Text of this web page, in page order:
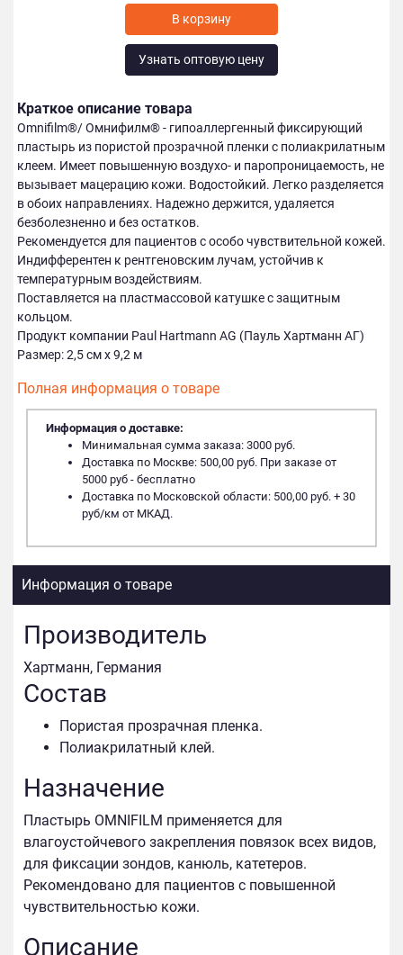
Узнать оптовую цену
Краткое описание товара
Omnifilm®/ Омнифилм® - гипоаллергенный фиксирующий
пластырь из пористой прозрачной пленки с полиакрилатным
клеем. Имеет повышенную воздухо- и паропроницаемость, не
вызывает мацерацию кожи. Водостойкий. Легко разделяется
в обоих направлениях. Надежно держится, удаляется
безболезненно и без остатков.
Рекомендуется для пациентов с особо чувствительной кожей.
Индифферентен к рентгеновским лучам, устойчив к
температурным воздействиям.
Поставляется на пластмассовой катушке с защитным
кольцом.
Продукт компании Paul Hartmann AG (Пауль Хартманн АГ)
Размер: 2,5 см х 9,2 м
Полная информация о товаре
Информация о доставке:
Минимальная сумма заказа: 3000 руб.
Доставка по Москве: 500,00 руб. При заказе от
5000 руб - бесплатно
Доставка по Московской области: 500,00 руб. + 30
руб/км от МКАД.
Информация о товаре
Производитель
Хартманн, Германия
Состав
Пористая прозрачная пленка.
Полиакрилатный клей.
Назначение
Пластырь OMNIFILM применяется для
влагоустойчевого закрепления повязок всех видов,
для фиксации зондов, канюль, катетеров.
Рекомендовано для пациентов с повышенной
чувствительностью кожи.
Описание